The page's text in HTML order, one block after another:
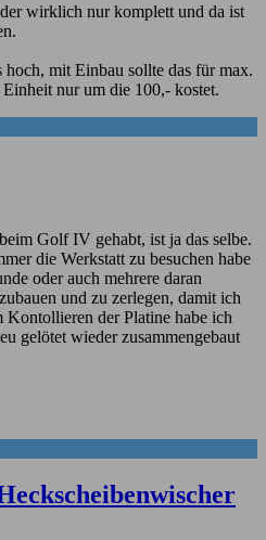
wirklich nur komplett und da ist
mit Einbau sollte das für max.
nur um die 100,- kostet.
Golf IV gehabt, ist ja das selbe.
die Werkstatt zu besuchen habe
oder auch mehrere daran
und zu zerlegen, damit ich
der Platine habe ich
gelötet wieder zusammengebaut